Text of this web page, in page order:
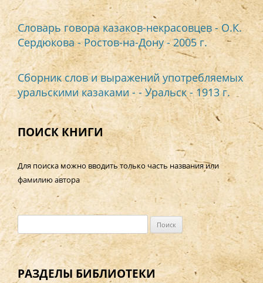
Словарь говора казаков-некрасовцев - О.К.
Сердюкова - Ростов-на-Дону - 2005 г.
Сборник слов и выражений употребляемых
уральскими казаками - - Уральск - 1913 г.
ПОИСК КНИГИ
Для поиска можно вводить только часть названия или
фамилию автора
а
й
т
и
РАЗДЕЛЫ БИБЛИОТЕКИ